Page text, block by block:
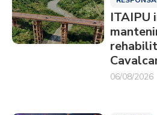
ITAIPU
06/08/2026